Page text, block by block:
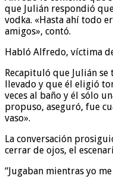
que Julián respondió
vodka. «Hasta ahí todo
amigos», contó.
Habló Alfredo, víctima
Recapituló que Julián
llevado y que él eligió
veces al baño y él sólo
propuso, aseguró, fue
vaso».
La conversación
cerrar de ojos, el
“Jugaban mientras yo